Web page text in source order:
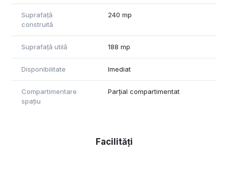
Suprafață
construită
240 mp
Suprafață utilă 188 mp
Disponibilitate Imediat
Compartimentare
spațiu
Parțial compartimentat
Facilități